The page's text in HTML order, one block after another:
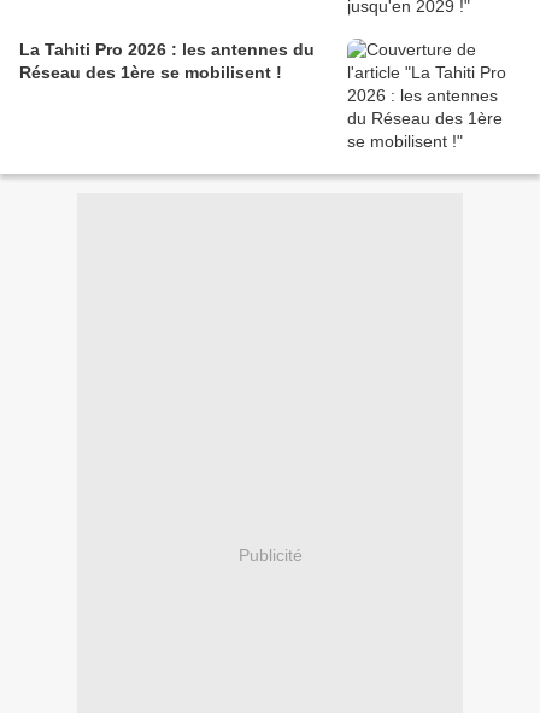
La Tahiti Pro 2026 : les antennes du
Réseau des 1ère se mobilisent !
Publicité